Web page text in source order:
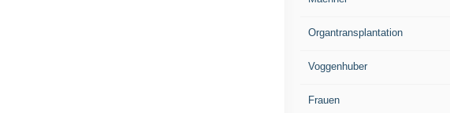
Organtransplantation
Voggenhuber
Frauen